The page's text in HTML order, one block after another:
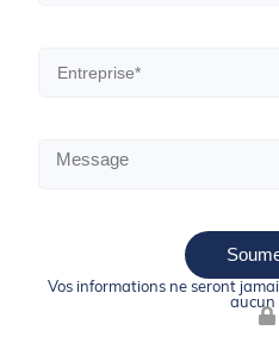
Vos informations ne seront
aucun